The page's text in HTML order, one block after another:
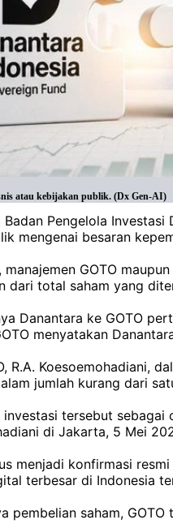
atau kebijakan publik. (Dx Gen-AI)
Badan Pengelola
mengenai besaran
GOTO
dari total saham yang
Danantara ke GOTO
menyatakan
R.A. Koesoemohadiani,
jumlah kurang dari
investasi tersebut
di Jakarta, 5 Mei
menjadi konfirmasi
terbesar di Indonesia
pembelian saham,